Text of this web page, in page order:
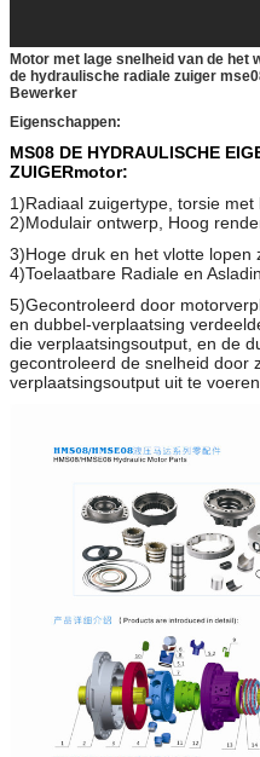
Motor met lage snelheid van de het
de hydraulische radiale zuiger
Bewerker
Eigenschappen:
MS08 DE HYDRAULISCHE
ZUIGERmotor:
1)Radiaal zuigertype, torsie
2)Modulair ontwerp, Hoog
3)Hoge druk en het vlotte lopen
4)Toelaatbare Radiale en
5)Gecontroleerd door
en dubbel-verplaatsing
die verplaatsingsoutput, en de
gecontroleerd de snelheid door
verplaatsingsoutput uit te voeren